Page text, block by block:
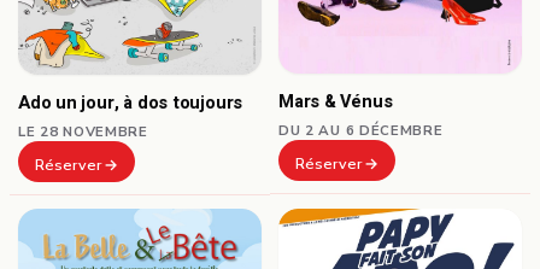
Ado un jour, à dos toujours
LE 28 NOVEMBRE
Réserver
Mars & Vénus
DU 2 AU 6 DÉCEMBRE
Réserver